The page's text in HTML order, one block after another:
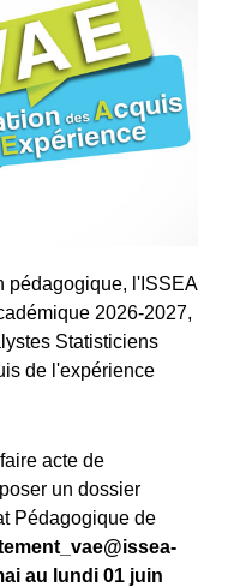
pédagogique, l'ISSEA
2026-2027,
Statisticiens
de l'expérience
acte de
un dossier
Pédagogique de
au lundi 01 juin